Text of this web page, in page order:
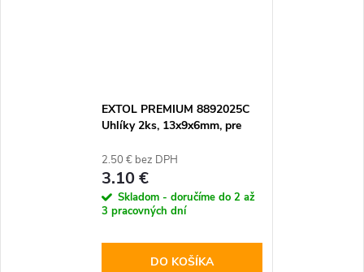
EXTOL PREMIUM 8892025C
Uhlíky 2ks, 13x9x6mm, pre
2.50 € bez DPH
3.10 €
Skladom - doručíme do 2 až
3 pracovných dní
DO KOŠÍKA